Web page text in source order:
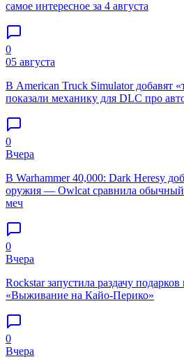
самое интересное за 4 августа
0
05 августа
В American Truck Simulator добавят
показали механику для DLC про
0
Вчера
В Warhammer 40,000: Dark Heresy
оружия — Owlcat сравнила
меч
0
Вчера
Rockstar запустила раздачу
«Выживание на Кайо-Перико»
0
Вчера